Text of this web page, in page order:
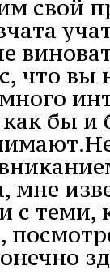
свой
что
бы и
мне
с теми,